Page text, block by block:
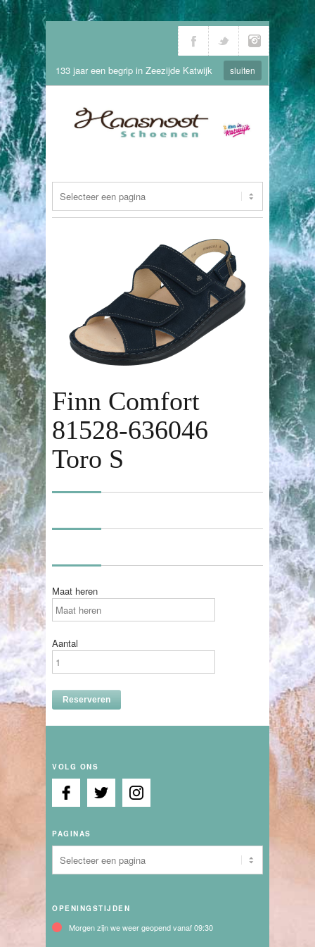
133 jaar een begrip in Zeezijde Katwijk sluiten
Finn Comfort
81528-636046
Toro S
Maat heren
Aantal
VOLG ONS
PAGINAS
OPENINGSTIJDEN
Morgen zijn we weer geopend vanaf 09:30